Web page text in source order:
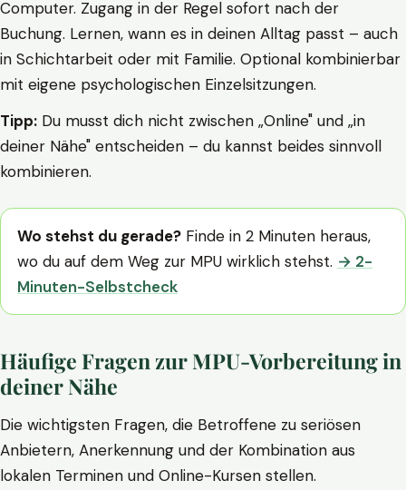
Computer. Zugang in der Regel sofort nach der
Buchung. Lernen, wann es in deinen Alltag passt – auch
in Schichtarbeit oder mit Familie. Optional kombinierbar
mit eigene psychologischen Einzelsitzungen.
Tipp: Du musst dich nicht zwischen „Online" und „in
deiner Nähe" entscheiden – du kannst beides sinnvoll
kombinieren.
Wo stehst du gerade? Finde in 2 Minuten heraus,
wo du auf dem Weg zur MPU wirklich stehst. → 2-
Minuten-Selbstcheck
Häufige Fragen zur MPU-Vorbereitung in
deiner Nähe
Die wichtigsten Fragen, die Betroffene zu seriösen
Anbietern, Anerkennung und der Kombination aus
lokalen Terminen und Online-Kursen stellen.